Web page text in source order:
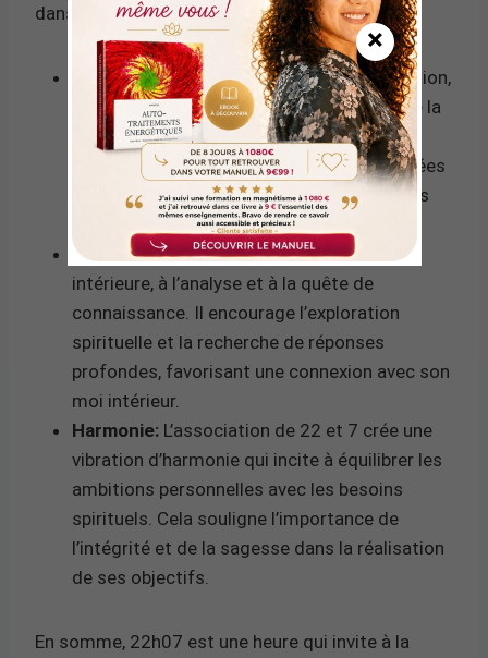
dans la réalité.
Ce nombre maître est synonyme de vision,
de leadership et de construction. Il incarne la
capacité à réaliser de grandes choses et à
inspirer les autres. Les personnes influencées
par ce nombre sont souvent des bâtisseurs
7: Ce chiffre est associé à la réflexion
intérieure, à l’analyse et à la quête de
connaissance. Il encourage l’exploration
spirituelle et la recherche de réponses
profondes, favorisant une connexion avec son
moi intérieur.
Harmonie: L’association de 22 et 7 crée une
vibration d’harmonie qui incite à équilibrer les
ambitions personnelles avec les besoins
spirituels. Cela souligne l’importance de
l’intégrité et de la sagesse dans la réalisation
de ses objectifs.
En somme, 22h07 est une heure qui invite à la
×